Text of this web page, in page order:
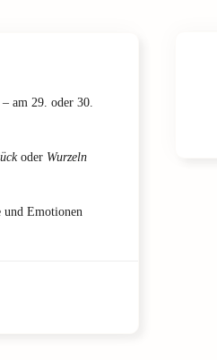
am 29. oder 30.
oder Wurzeln
Emotionen